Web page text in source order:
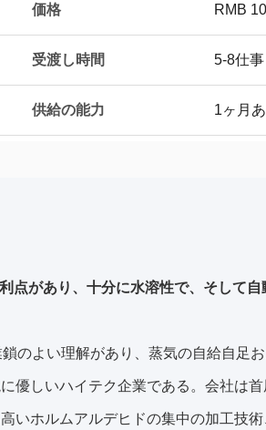
価格 RMB
受渡し時間 5-8仕事
供給の能力 1ヶ月
点があり、十分に水溶性で、そして
のよい理解があり、蒸気の自給自足
優しいハイテク企業である。会社は
いホルムアルデヒドの集中の加工技